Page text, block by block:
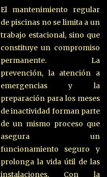
El mantenimiento regular
de piscinas no se limita a un
trabajo estacional, sino que
constituye un compromiso
permanente. La
prevención, la atención a
emergencias y la
preparación para los meses
de inactividad forman parte
de un mismo proceso que
asegura un
funcionamiento seguro y
prolonga la vida útil de las
instalaciones. Con la